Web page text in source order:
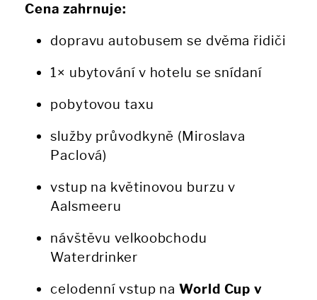
Cena zahrnuje:
dopravu autobusem se dvěma řidiči
1× ubytování v hotelu se snídaní
pobytovou taxu
služby průvodkyně (Miroslava
Paclová)
vstup na květinovou burzu v
Aalsmeeru
návštěvu velkoobchodu
Waterdrinker
celodenní vstup naWorld Cup v